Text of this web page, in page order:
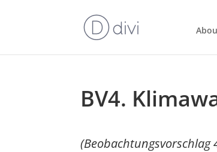
BV4.
(Beobachtungsvorschlag